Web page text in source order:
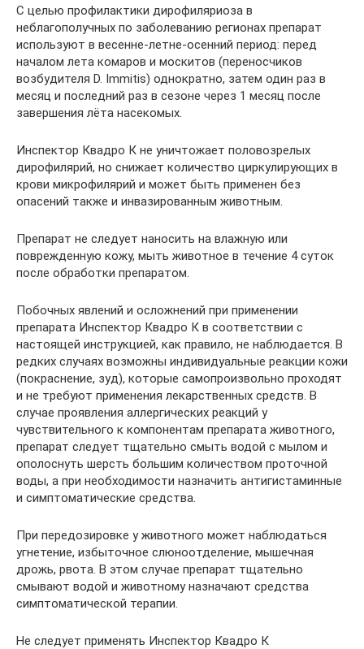
С целью профилактики дирофиляриоза в
неблагополучных по заболеванию регионах препарат
используют в весенне-летне-осенний период: перед
началом лета комаров и москитов (переносчиков
возбудителя D. Immitis) однократно, затем один раз в
месяц и последний раз в сезоне через 1 месяц после
завершения лёта насекомых.
Инспектор Квадро К не уничтожает половозрелых
дирофилярий, но снижает количество циркулирующих в
крови микрофилярий и может быть применен без
опасений также и инвазированным животным.
Препарат не следует наносить на влажную или
поврежденную кожу, мыть животное в течение 4 суток
после обработки препаратом.
Побочных явлений и осложнений при применении
препарата Инспектор Квадро К в соответствии с
настоящей инструкцией, как правило, не наблюдается. В
редких случаях возможны индивидуальные реакции кожи
(покраснение, зуд), которые самопроизвольно проходят
и не требуют применения лекарственных средств. В
случае проявления аллергических реакций у
чувствительного к компонентам препарата животного,
препарат следует тщательно смыть водой с мылом и
ополоснуть шерсть большим количеством проточной
воды, а при необходимости назначить антигистаминные
и симптоматические средства.
При передозировке у животного может наблюдаться
угнетение, избыточное слюноотделение, мышечная
дрожь, рвота. В этом случае препарат тщательно
смывают водой и животному назначают средства
симптоматической терапии.
Не следует применять Инспектор Квадро К